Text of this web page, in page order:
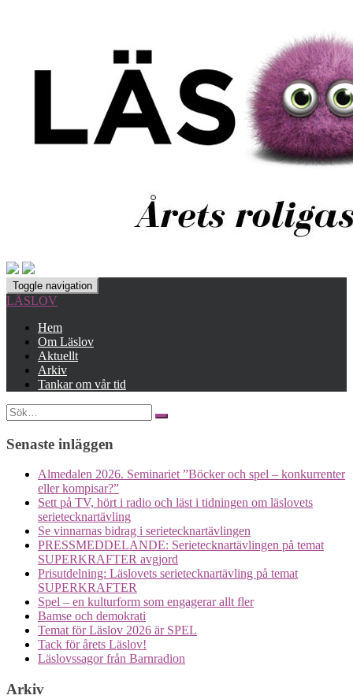
Toggle navigation
LÄSLOV
Hem
Om Läslov
Aktuellt
Arkiv
Tankar om vår tid
Posts
Search
for:
Senaste inläggen
Almedalen 2026. Seminariet ”Böcker och spel – konkurrenter
eller kompisar?”
Sett på TV, hört i radio och läst i tidningen om läslovets
serietecknartävling
Se vinnarnas bidrag i serietecknartävlingen
PRESSMEDDELANDE: Serietecknartävlingen på temat
SUPERKRAFTER avgjord
Prisutdelning: Läslovets serietecknartävling på temat
SUPERKRAFTER
Spel – en kulturform som engagerar allt fler
Bamse och demokrati
Temat för Läslov 2026 är SPEL
Tack för årets Läslov!
Läslovssagor från Barnradion
Arkiv